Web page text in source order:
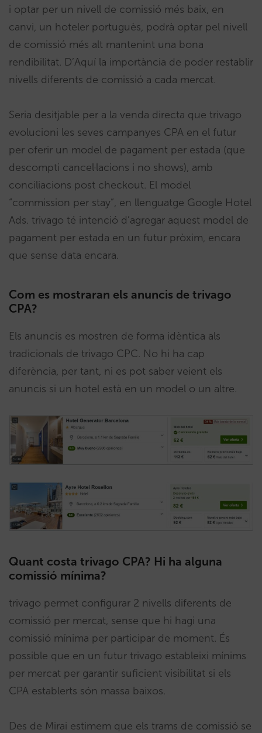
i optar per un nivell de comissió més baix, en
canvi, un hoteler portuguès, podrà optar pel nivell
de comissió més alt mantenint una bona
rendibilitat. D’Aquí la importància de poder restablir
nivells diferents de comissió a cada mercat.
Seria desitjable per a la venda directa que trivago
evolucioni les seves campanyes CPA en el futur
per oferir un model de pagament per estada (que
descompti cancel·lacions i no shows), amb
conciliacions post checkout. El model
“commission per stay”, en llenguatge Google Hotel
Ads. trivago té intenció d’agregar aquest model de
pagament per estada en un futur pròxim, encara
que sense data encara.
Com es mostraran els anuncis de trivago
CPA?
Els anuncis es mostren de forma idèntica als
tradicionals de trivago CPC. No hi ha cap
diferència, per tant, ni es pot saber veient els
anuncis si un hotel està en un model o un altre.
Quant costa trivago CPA? Hi ha alguna
comissió mínima?
trivago permet configurar 2 nivells diferents de
comissió per mercat, sense que hi hagi una
comissió mínima per participar de moment. És
possible que en un futur trivago estableixi mínims
per mercat per garantir suficient visibilitat si els
CPA establerts són massa baixos.
Des de Mirai estimem que els trams de comissió se